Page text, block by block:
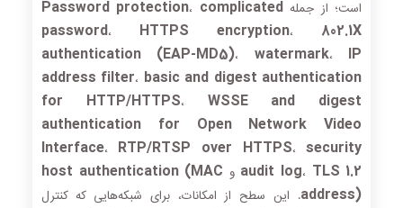
است؛ از جمله
Password protection، complicated
password، HTTPS encryption، 802.1X
authentication (EAP-MD5)، watermark، IP
address filter، basic and digest authentication
for HTTP/HTTPS، WSSE and digest
authentication for Open Network Video
Interface، RTP/RTSP over HTTPS،security
audit log، TLS 1.2 و host authentication (MAC
address). این سطح از امکانات، برای شبکه‌هایی که کنترل